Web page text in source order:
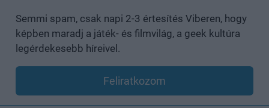
Semmi spam, csak napi 2-3 értesítés Viberen, hogy
képben maradj a játék- és filmvilág, a geek kultúra
legérdekesebb híreivel.
Feliratkozom